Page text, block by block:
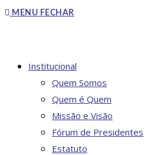
MENU FECHAR
Institucional
Quem Somos
Quem é Quem
Missão e Visão
Fórum de Presidentes
Estatuto